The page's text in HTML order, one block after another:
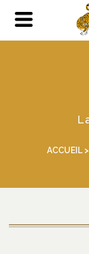
ACCUEIL>